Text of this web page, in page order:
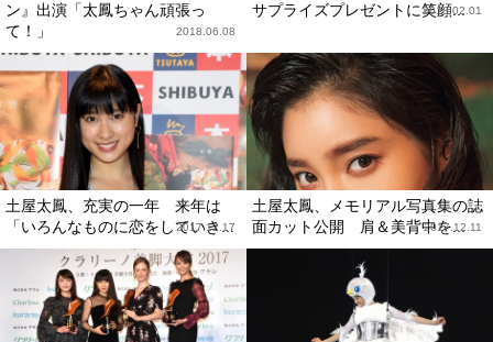
ン』出演「太鳳ちゃん頑張っ
て！」
2018.06.08
サプライズプレゼントに笑顔...
2018.02.01
土屋太鳳、充実の一年 来年は
「いろんなものに恋をしていき...
2017.12.17
土屋太鳳、メモリアル写真集の誌
面カット公開 肩＆美背中を...
2017.12.11